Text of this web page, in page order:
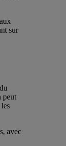
sur
peut
avec